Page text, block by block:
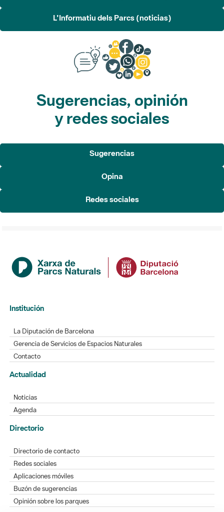
L'Informatiu dels Parcs (noticias)
Sugerencias, opinión
y redes sociales
Sugerencias
Opina
Redes sociales
Institución
La Diputación de Barcelona
Gerencia de Servicios de Espacios Naturales
Contacto
Actualidad
Noticias
Agenda
Directorio
Directorio de contacto
Redes sociales
Aplicaciones móviles
Buzón de sugerencias
Opinión sobre los parques